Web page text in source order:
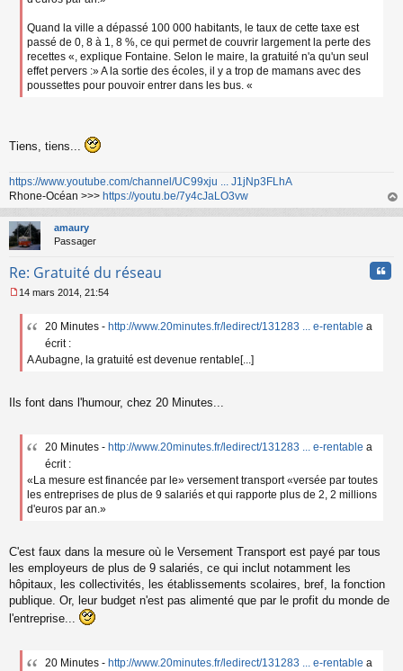
Quand la ville a dépassé 100 000 habitants, le taux de cette taxe est
passé de 0, 8 à 1, 8 %, ce qui permet de couvrir largement la perte des
recettes «, explique Fontaine. Selon le maire, la gratuité n'a qu'un seul
effet pervers :» A la sortie des écoles, il y a trop de mamans avec des
poussettes pour pouvoir entrer dans les bus. «
Tiens, tiens...
https://www.youtube.com/channel/UC99xju ... J1jNp3FLhA
Rhone-Océan >>> https://youtu.be/7y4cJaLO3vw
au
amaury
Passager
Re: Gratuité du réseau
e
g
o
l
14 mars 2014, 21:54
20 Minutes - http://www.20minutes.fr/ledirect/131283 ... e-rentable a
écrit :
A Aubagne, la gratuité est devenue rentable[...]
Ils font dans l'humour, chez 20 Minutes...
20 Minutes - http://www.20minutes.fr/ledirect/131283 ... e-rentable a
écrit :
«La mesure est financée par le» versement transport «versée par toutes
les entreprises de plus de 9 salariés et qui rapporte plus de 2, 2 millions
d'euros par an.»
C'est faux dans la mesure où le Versement Transport est payé par tous
les employeurs de plus de 9 salariés, ce qui inclut notamment les
hôpitaux, les collectivités, les établissements scolaires, bref, la fonction
publique. Or, leur budget n'est pas alimenté que par le profit du monde de
l'entreprise...
20 Minutes - http://www.20minutes.fr/ledirect/131283 ... e-rentable a